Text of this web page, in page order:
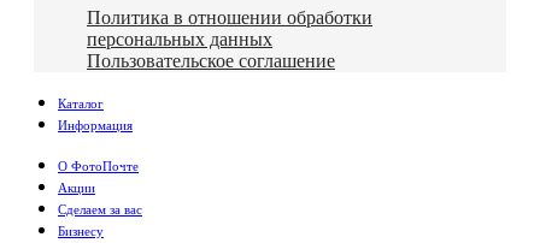
Политика в отношении обработки
персональных данных
Пользовательское соглашение
Каталог
Информация
О ФотоПочте
Акции
Сделаем за вас
Бизнесу